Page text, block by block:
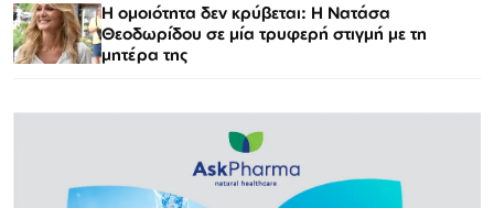
Η ομοιότητα δεν κρύβεται: Η Νατάσα
Θεοδωρίδου σε μία τρυφερή στιγμή με τη
μητέρα της